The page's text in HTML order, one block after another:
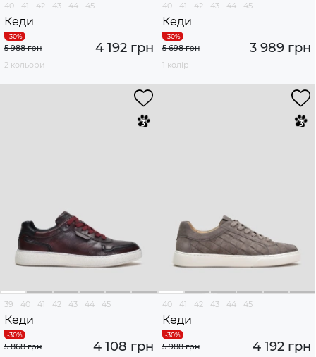
40 41 42 43 44 45
Кеди
4 192 грн
5 988 грн
2 кольори
40 41 42 43 44 45
Кеди
3 989 грн
5 698 грн
1 колір
39 40 41 42 43 44 45
Кеди
4 108 грн
5 868 грн
40 41 42 43 44 45
Кеди
4 192 грн
5 988 грн